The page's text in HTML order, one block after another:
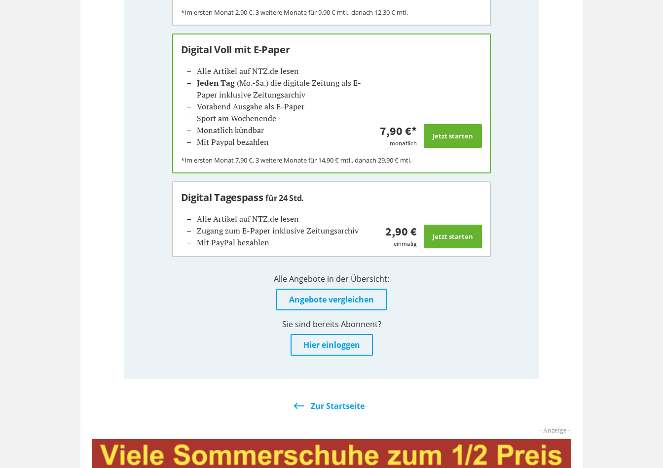
*Im ersten Monat2,90 €, 3 weitere Monate für9,90 €mtl., danach 12,30 €mtl.
Digital Voll mit E-Paper
Alle Artikel auf NTZ.de lesen
Jeden Tag(Mo.-Sa.) die digitale Zeitung als E-
Paper inklusive Zeitungsarchiv
Vorabend Ausgabe als E-Paper
Sport am Wochenende
Monatlich kündbar
Mit Paypal bezahlen
7,90 €*
monatlich
*Im ersten Monat7,90 €, 3 weitere Monate für 14,90 €mtl., danach 29,90 €mtl.
Digital Tagespassfür 24 Std.
Alle Artikel auf NTZ.de lesen
Zugang zum E-Paper inklusive Zeitungsarchiv
Mit PayPal bezahlen
2,90 €
einmalig
Alle Angebote in der Übersicht:
Angebote vergleichen
Sie sind bereits Abonnent?
Hier einloggen
Zur Startseite